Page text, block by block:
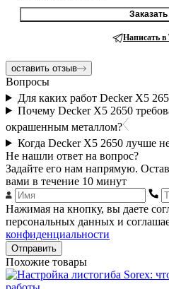
Написать в
оставить отзыв
Вопросы
Для каких работ Decker X5
Почему Decker X5 2650
окрашенным металлом?
Когда Decker X5 2650 лучше
Не нашли ответ на вопрос?
Задайте его нам напрямую.
вами в течение 10 минут
Нажимая на кнопку, вы даете
персональных данных и
конфиденциальности
Отправить
Похожие товары